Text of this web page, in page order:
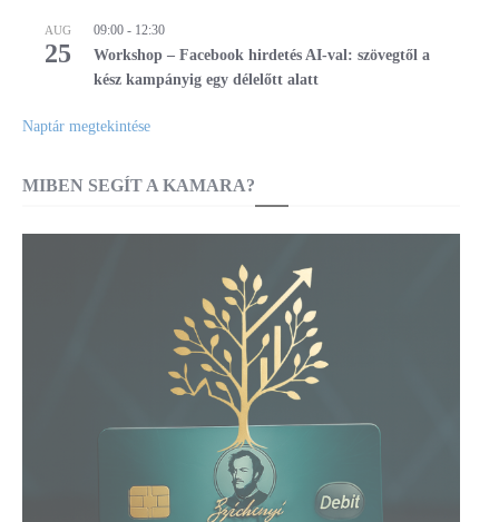
AUG
25
09:00 - 12:30
Workshop – Facebook hirdetés AI-val: szövegtől a
kész kampányig egy délelőtt alatt
Naptár megtekintése
MIBEN SEGÍT A KAMARA?